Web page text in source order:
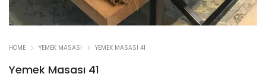
HOME YEMEK MASASI YEMEK MASASI 41
Yemek Masası 41